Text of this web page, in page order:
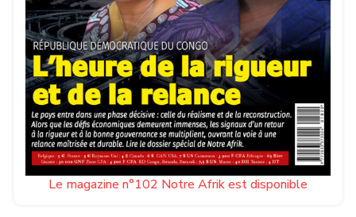
Le magazine n°102 Notre Afrik est disponible